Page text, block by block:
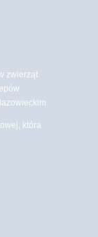
zwierząt
która